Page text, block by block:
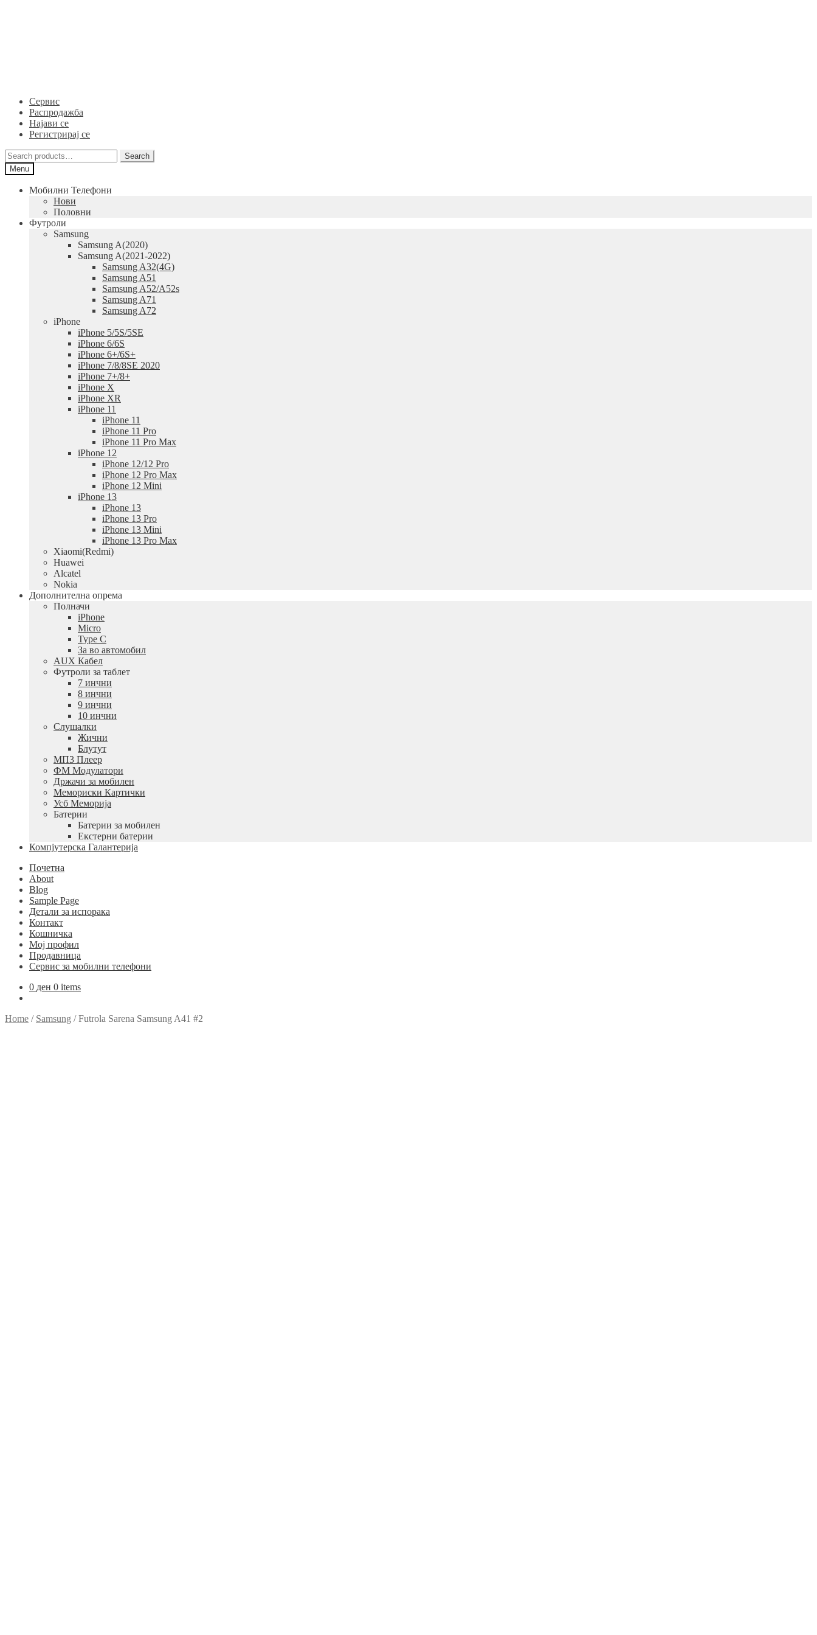
Сервис
Распродажба
Најави се
Регистрирај се
Search
for:
Search
Menu
Мобилни Телефони
Нови
Половни
Футроли
Samsung
Samsung A(2020)
Samsung A(2021-2022)
Samsung A32(4G)
Samsung A51
Samsung A52/A52s
Samsung A71
Samsung A72
iPhone
iPhone 5/5S/5SE
iPhone 6/6S
iPhone 6+/6S+
iPhone 7/8/8SE 2020
iPhone 7+/8+
iPhone X
iPhone XR
iPhone 11
iPhone 11
iPhone 11 Pro
iPhone 11 Pro Max
iPhone 12
iPhone 12/12 Pro
iPhone 12 Pro Max
iPhone 12 Mini
iPhone 13
iPhone 13
iPhone 13 Pro
iPhone 13 Mini
iPhone 13 Pro Max
Xiaomi(Redmi)
Huawei
Alcatel
Nokia
Дополнителна опрема
Полначи
iPhone
Micro
Type C
За во автомобил
AUX Кабел
Футроли за таблет
7 инчни
8 инчни
9 инчни
10 инчни
Слушалки
Жични
Блутут
МП3 Плеер
ФМ Модулатори
Држачи за мобилен
Мемориски Картички
Усб Меморија
Батерии
Батерии за мобилен
Екстерни батерии
Компјутерска Галантерија
Почетна
About
Blog
Sample Page
Детали за испорака
Контакт
Кошничка
Мој профил
Продавница
Сервис за мобилни телефони
0 ден 0 items
Home / Samsung /Futrola Sarena Samsung A41 #2